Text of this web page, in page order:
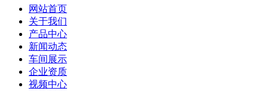
网站首页
关于我们
产品中心
新闻动态
车间展示
企业资质
视频中心